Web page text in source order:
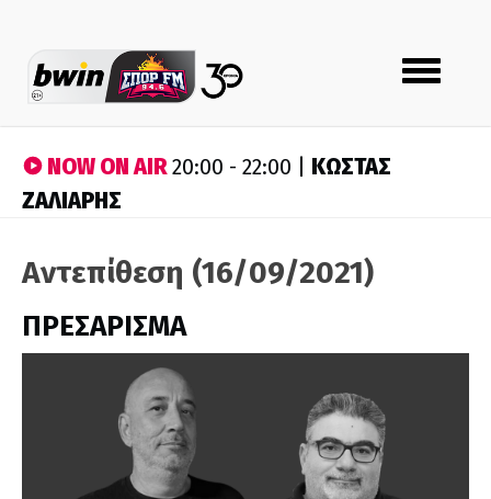
Toggle
navigation
NOW ON AIR20:00 - 22:00 | ΚΩΣΤΑΣ
ΖΑΛΙΑΡΗΣ
Αντεπίθεση (16/09/2021)
ΠΡΕΣΑΡΙΣΜΑ